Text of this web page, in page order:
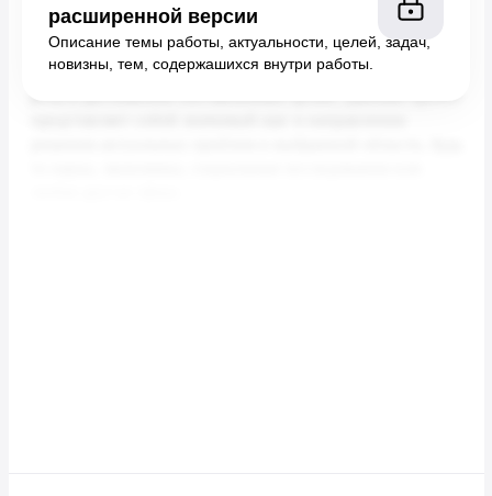
расширенной версии
Описание темы работы, актуальности, целей, задач,
новизны, тем, содержашихся внутри работы.